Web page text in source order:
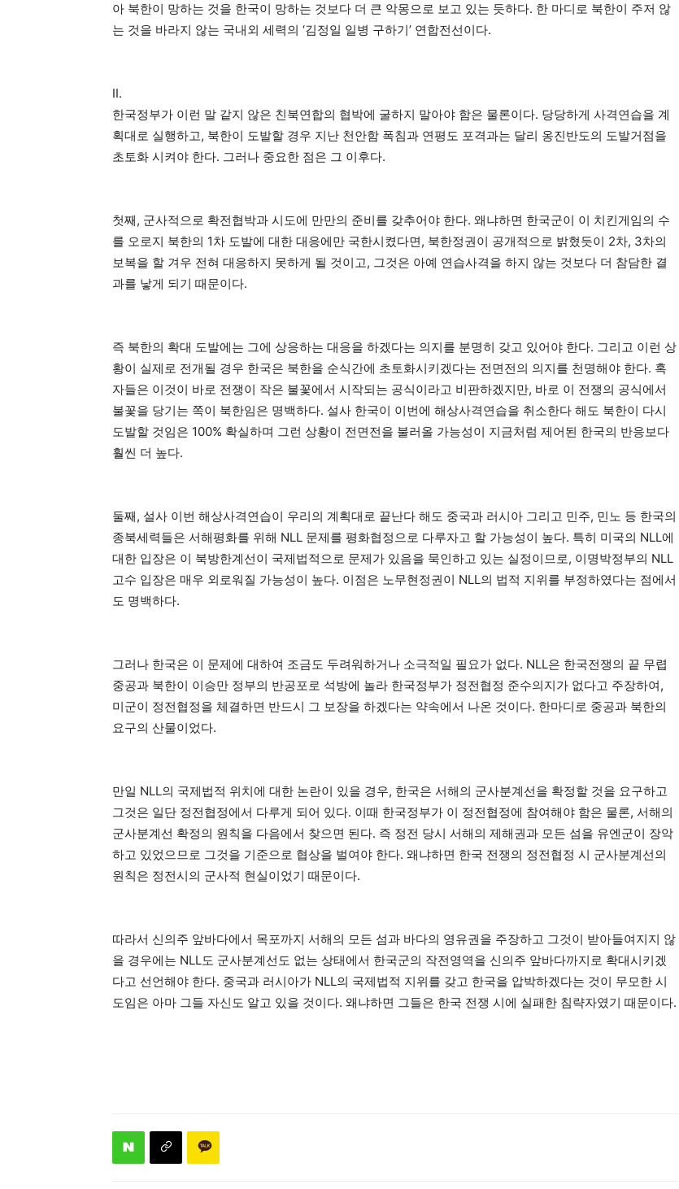
아 북한이 망하는 것을 한국이 망하는 것보다 더 큰 악몽으로 보고 있는 듯하다. 한 마디로 북한이 주저 않
는 것을 바라지 않는 국내외 세력의 ‘김정일 일병 구하기’ 연합전선이다.
II.
한국정부가 이런 말 같지 않은 친북연합의 협박에 굴하지 말아야 함은 물론이다. 당당하게 사격연습을 계
획대로 실행하고, 북한이 도발할 경우 지난 천안함 폭침과 연평도 포격과는 달리 옹진반도의 도발거점을
초토화 시켜야 한다. 그러나 중요한 점은 그 이후다.
첫째, 군사적으로 확전협박과 시도에 만만의 준비를 갖추어야 한다. 왜냐하면 한국군이 이 치킨게임의 수
를 오로지 북한의 1차 도발에 대한 대응에만 국한시켰다면, 북한정권이 공개적으로 밝혔듯이 2차, 3차의
보복을 할 겨우 전혀 대응하지 못하게 될 것이고, 그것은 아예 연습사격을 하지 않는 것보다 더 참담한 결
과를 낳게 되기 때문이다.
즉 북한의 확대 도발에는 그에 상응하는 대응을 하겠다는 의지를 분명히 갖고 있어야 한다. 그리고 이런 상
황이 실제로 전개될 경우 한국은 북한을 순식간에 초토화시키겠다는 전면전의 의지를 천명해야 한다. 혹
자들은 이것이 바로 전쟁이 작은 불꽃에서 시작되는 공식이라고 비판하겠지만, 바로 이 전쟁의 공식에서
불꽃을 당기는 쪽이 북한임은 명백하다. 설사 한국이 이번에 해상사격연습을 취소한다 해도 북한이 다시
도발할 것임은 100% 확실하며 그런 상황이 전면전을 불러올 가능성이 지금처럼 제어된 한국의 반응보다
훨씬 더 높다.
둘째, 설사 이번 해상사격연습이 우리의 계획대로 끝난다 해도 중국과 러시아 그리고 민주, 민노 등 한국의
종북세력들은 서해평화를 위해 NLL 문제를 평화협정으로 다루자고 할 가능성이 높다. 특히 미국의 NLL에
대한 입장은 이 북방한계선이 국제법적으로 문제가 있음을 묵인하고 있는 실정이므로, 이명박정부의 NLL
고수 입장은 매우 외로워질 가능성이 높다. 이점은 노무현정권이 NLL의 법적 지위를 부정하였다는 점에서
도 명백하다.
그러나 한국은 이 문제에 대하여 조금도 두려워하거나 소극적일 필요가 없다. NLL은 한국전쟁의 끝 무렵
중공과 북한이 이승만 정부의 반공포로 석방에 놀라 한국정부가 정전협정 준수의지가 없다고 주장하여,
미군이 정전협정을 체결하면 반드시 그 보장을 하겠다는 약속에서 나온 것이다. 한마디로 중공과 북한의
요구의 산물이었다.
만일 NLL의 국제법적 위치에 대한 논란이 있을 경우, 한국은 서해의 군사분계선을 확정할 것을 요구하고
그것은 일단 정전협정에서 다루게 되어 있다. 이때 한국정부가 이 정전협정에 참여해야 함은 물론, 서해의
군사분계선 확정의 원칙을 다음에서 찾으면 된다. 즉 정전 당시 서해의 제해권과 모든 섬을 유엔군이 장악
하고 있었으므로 그것을 기준으로 협상을 벌여야 한다. 왜냐하면 한국 전쟁의 정전협정 시 군사분계선의
원칙은 정전시의 군사적 현실이었기 때문이다.
따라서 신의주 앞바다에서 목포까지 서해의 모든 섬과 바다의 영유권을 주장하고 그것이 받아들여지지 않
을 경우에는 NLL도 군사분계선도 없는 상태에서 한국군의 작전영역을 신의주 앞바다까지로 확대시키겠
다고 선언해야 한다. 중국과 러시아가 NLL의 국제법적 지위를 갖고 한국을 압박하겠다는 것이 무모한 시
도임은 아마 그들 자신도 알고 있을 것이다. 왜냐하면 그들은 한국 전쟁 시에 실패한 침략자였기 때문이다.